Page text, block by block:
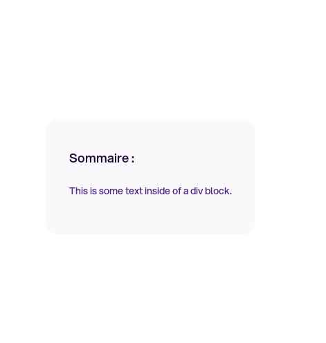
Sommaire :
This is some text inside of a div block.